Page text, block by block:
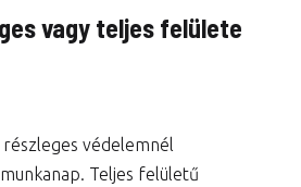
vagy teljes felülete
védelemnél
Teljes felületű